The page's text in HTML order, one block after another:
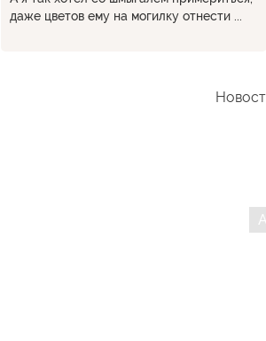
даже цветов ему на могилку отнести ...